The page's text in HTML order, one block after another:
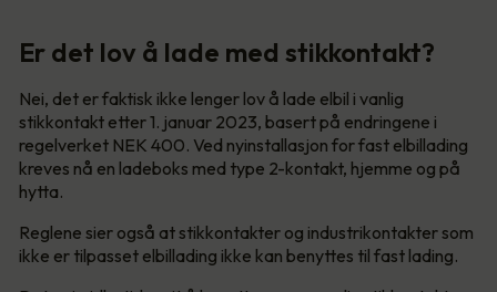
Er det lov å lade med stikkontakt?
Nei, det er faktisk ikke lenger lov å lade elbil i vanlig
stikkontakt etter 1. januar 2023, basert på endringene i
regelverket NEK 400. Ved nyinstallasjon for fast elbillading
kreves nå en ladeboks med type 2-kontakt, hjemme og på
hytta.
Reglene sier også at stikkontakter og industrikontakter som
ikke er tilpasset elbillading ikke kan benyttes til fast lading.